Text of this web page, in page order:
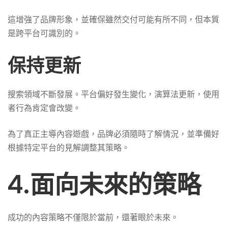
這增強了品牌形象，並確保雖然交付可能有所不同，但本質
是跨平台可識別的。
保持更新
搜索領域不斷發展。平台偏好發生變化，演算法更新，使用
者行為肯定會改變。
為了真正主導內容遊戲，品牌必須隨時了解情況，並準備好
根據特定平台的見解調整其策略。
4.面向未來的策略
成功的內容策略不僅限於當前，還著眼於未來。